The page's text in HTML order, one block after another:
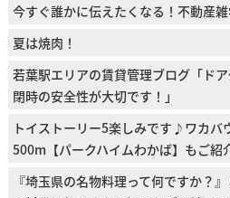
今すぐ誰かに伝えたくなる！不動産雑
夏は焼肉！
若葉駅エリアの賃貸管理ブログ「ド
閉時の安全性が大切です！」
トイストーリー5楽しみです♪ワカバ
500m【パークハイムわかば】もご紹
『埼玉県の名物料理って何ですか？